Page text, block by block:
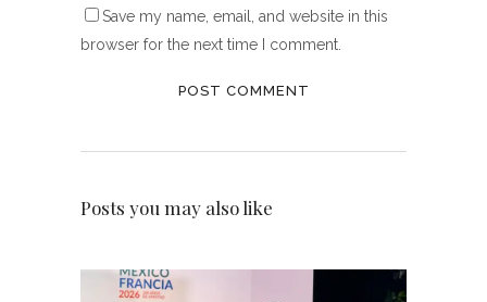
Save my name, email, and website in this
browser for the next time I comment.
Posts you may also like